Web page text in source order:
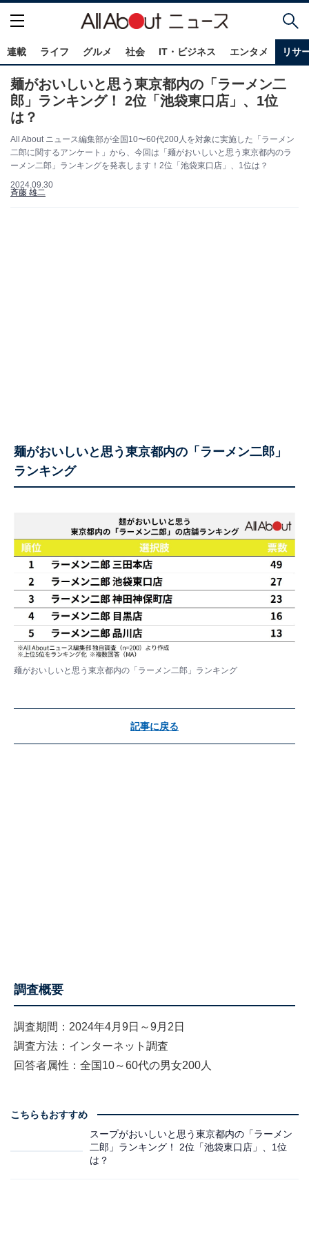
連載 ライフ グルメ 社会 IT・ビジネス エンタメ リサ
麺がおいしいと思う東京都内の「ラーメン二
郎」ランキング！ 2位「池袋東口店」、1位
は？
All About ニュース編集部が全国10〜60代200人を対象に実施した「ラーメン
二郎に関するアンケート」から、今回は「麺がおいしいと思う東京都内のラ
ーメン二郎」ランキングを発表します！2位「池袋東口店」、1位は？
2024.09.30
斉藤 雄二
麺がおいしいと思う東京都内の「ラーメン二郎」
ランキング
麺がおいしいと思う東京都内の「ラーメン二郎」ランキング
記事に戻る
調査概要
調査期間：2024年4月9日～9月2日
調査方法：インターネット調査
回答者属性：全国10～60代の男女200人
こちらもおすすめ
スープがおいしいと思う東京都内の「ラーメン
二郎」ランキング！ 2位「池袋東口店」、1位
は？